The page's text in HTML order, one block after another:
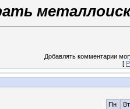
Добавлять комментарии
[
Пн Вт